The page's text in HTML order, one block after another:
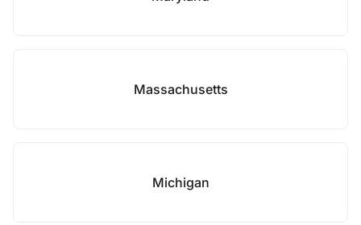
Massachusetts
Michigan